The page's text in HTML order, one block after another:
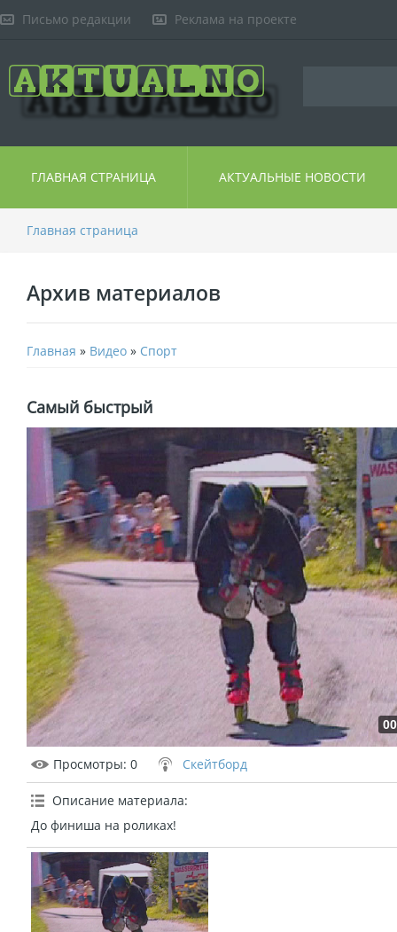
Письмо редакции Реклама на проекте
ГЛАВНАЯ СТРАНИЦА АКТУАЛЬНЫЕ НОВОСТИ
Главная страница
Архив материалов
Главная » Видео » Спорт
Самый быстрый
Просмотры: 0 Скейтборд
Описание материала:
До финиша на роликах!